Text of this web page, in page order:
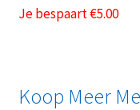
Je bespaart€5.00
Koop Meer